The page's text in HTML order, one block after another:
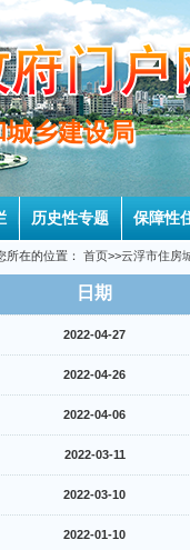
乡建设局
乡建设局
历史性专题 保障性
所在的位置： 首页>>云浮市住房
日期
2022-04-27
2022-04-26
2022-04-06
2022-03-11
2022-03-10
2022-01-10